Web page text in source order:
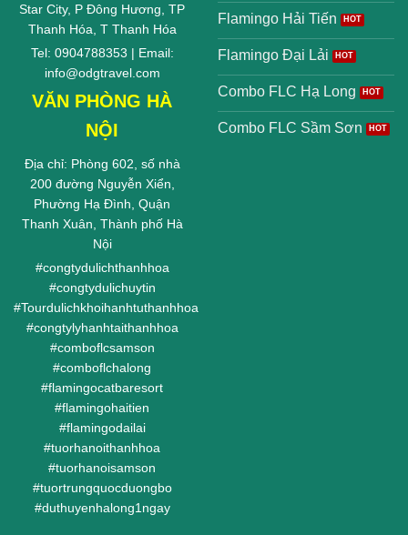
Star City, P Đông Hương, TP
Thanh Hóa, T Thanh Hóa
Tel: 0904788353 | Email:
info@odgtravel.com
VĂN PHÒNG HÀ
NỘI
Địa chỉ: Phòng 602, số nhà
200 đường Nguyễn Xiển,
Phường Hạ Đình, Quận
Thanh Xuân, Thành phố Hà
Nội
#congtydulichthanhhoa
#congtydulichuytin
#Tourdulichkhoihanhtuthanhhoa
#congtylyhanhtaithanhhoa
#comboflcsamson
#comboflchalong
#flamingocatbaresort
#flamingohaitien
#flamingodailai
#tuorhanoithanhhoa
#tuorhanoisamson
#tuortrungquocduongbo
#duthuyenhalong1ngay
Flamingo Hải Tiến
Flamingo Đại Lải
Combo FLC Hạ Long
Combo FLC Sầm Sơn